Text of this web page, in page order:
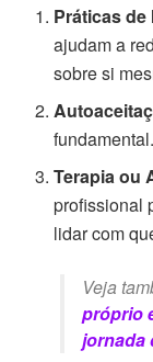
Práticas
ajudam a
sobre si
Terapia ou
profissional
lidar com
Veja
próprio
jornada